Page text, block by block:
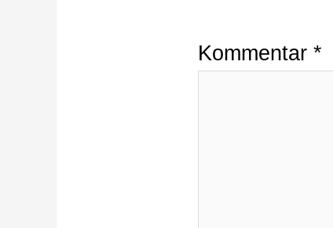
Kommentar*